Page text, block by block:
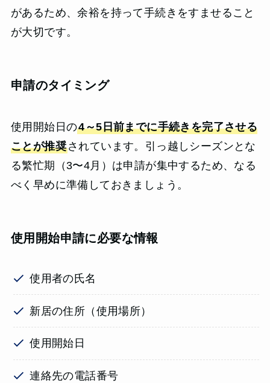
があるため、余裕を持って手続きをすませること
が大切です。
申請のタイミング
使用開始日の4～5日前までに手続きを完了させる
ことが推奨されています。引っ越しシーズンとな
る繁忙期（3〜4月）は申請が集中するため、なる
べく早めに準備しておきましょう。
使用開始申請に必要な情報
使用者の氏名
新居の住所（使用場所）
使用開始日
連絡先の電話番号